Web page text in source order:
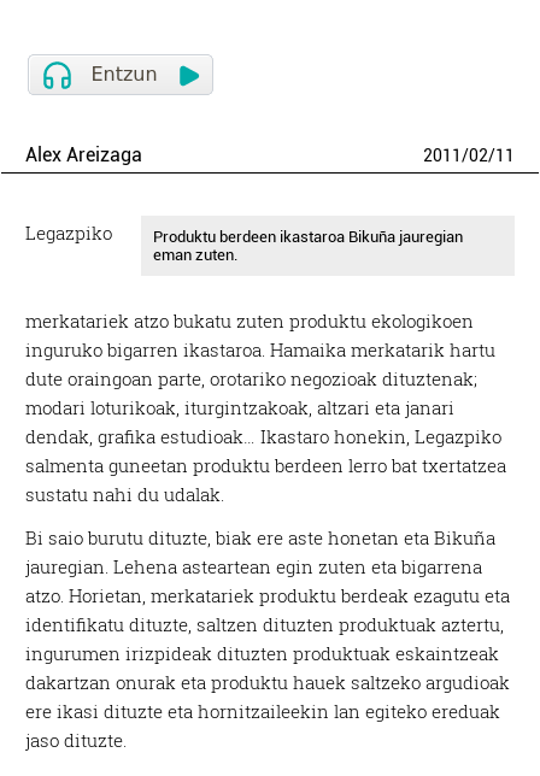
Alex Areizaga 2011/02/11
Produktu berdeen ikastaroa Bikuña jauregian
eman zuten.
Legazpiko
merkatariek atzo bukatu zuten produktu ekologikoen
inguruko bigarren ikastaroa. Hamaika merkatarik hartu
dute oraingoan parte, orotariko negozioak dituztenak;
modari loturikoak, iturgintzakoak, altzari eta janari
dendak, grafika estudioak… Ikastaro honekin, Legazpiko
salmenta guneetan produktu berdeen lerro bat txertatzea
sustatu nahi du udalak.
Bi saio burutu dituzte, biak ere aste honetan eta Bikuña
jauregian. Lehena asteartean egin zuten eta bigarrena
atzo. Horietan, merkatariek produktu berdeak ezagutu eta
identifikatu dituzte, saltzen dituzten produktuak aztertu,
ingurumen irizpideak dituzten produktuak eskaintzeak
dakartzan onurak eta produktu hauek saltzeko argudioak
ere ikasi dituzte eta hornitzaileekin lan egiteko ereduak
jaso dituzte.